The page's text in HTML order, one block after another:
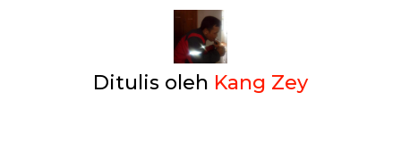
Ditulis oleh Kang Zey